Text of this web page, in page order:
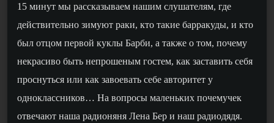
15 минут мы рассказываем нашим слушателям, где
действительно зимуют раки, кто такие барракуды, и кто
был отцом первой куклы Барби, а также о том, почему
некрасиво быть непрошеным гостем, как заставить себя
проснуться или как завоевать себе авторитет у
одноклассников… На вопросы маленьких почемучек
отвечают наша радионяня Лена Бер и наш радиодядя.